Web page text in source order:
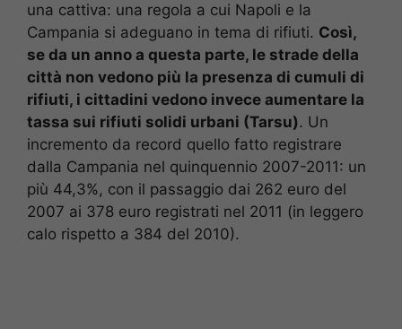
una cattiva: una regola a cui Napoli e la
Campania si adeguano in tema di rifiuti. Così,
se da un anno a questa parte, le strade della
città non vedono più la presenza di cumuli di
rifiuti, i cittadini vedono invece aumentare la
tassa sui rifiuti solidi urbani (Tarsu). Un
incremento da record quello fatto registrare
dalla Campania nel quinquennio 2007-2011: un
più 44,3%, con il passaggio dai 262 euro del
2007 ai 378 euro registrati nel 2011 (in leggero
calo rispetto a 384 del 2010).